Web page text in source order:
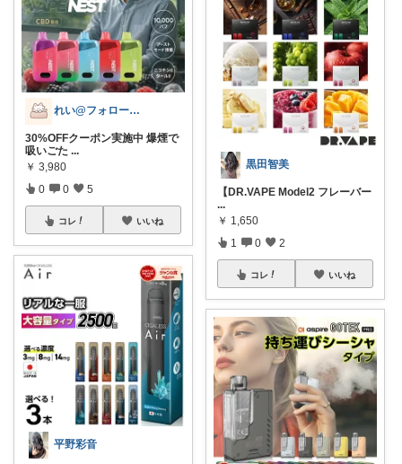
れい@フォロー＆経由購入感謝です♪
30%OFFクーポン実施中 爆煙で
吸いごた ...
￥ 3,980
0 0 5
コレ いいね
平野彩音
黒田智美
【DR.VAPE Model2 フレーバー
...
￥ 1,650
1 0 2
コレ いいね